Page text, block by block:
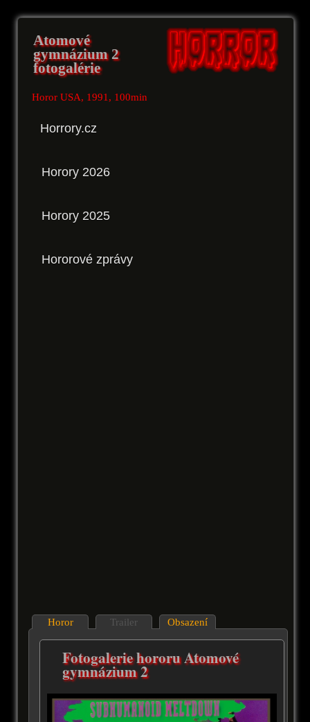
Atomové
gymnázium 2
fotogalérie
Horor USA, 1991, 100min
Horrory.cz
Horory 2026
Horory 2025
Hororové zprávy
Horor Trailer Obsazení
Fotogalerie hororu Atomové
gymnázium 2